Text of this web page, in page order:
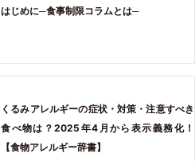
はじめに─食事制限コラムとは─
くるみアレルギーの症状・対策・注意すべき
食べ物は？2025年4月から表示義務化！
【食物アレルギー辞書】